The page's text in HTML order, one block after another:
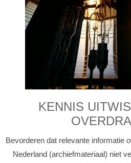
KENNIS
Bevorderen dat relevante informatie
Nederland (archiefmateriaal) niet